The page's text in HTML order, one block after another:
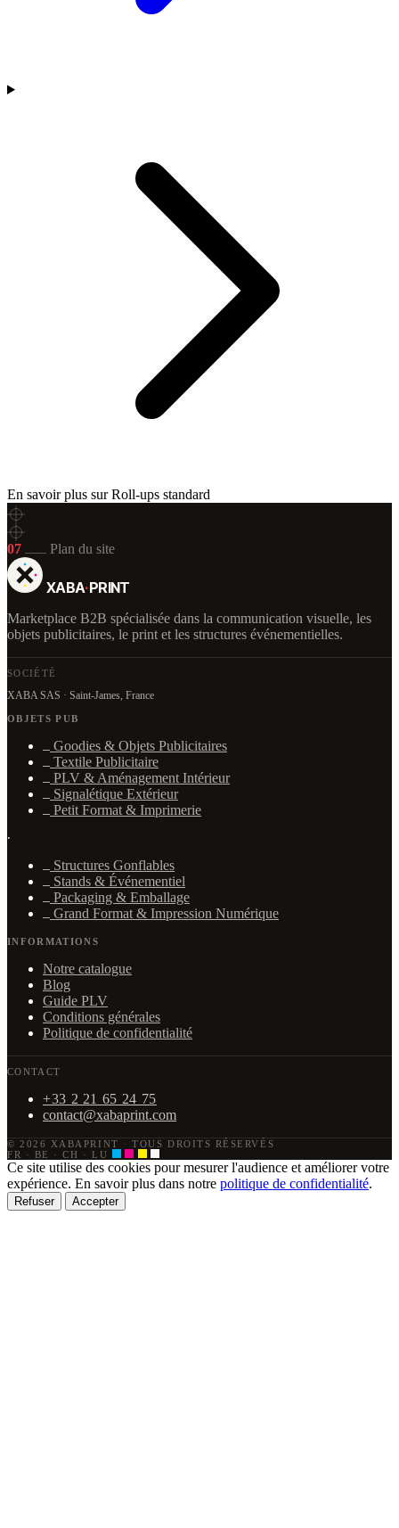
En savoir plus sur Roll-ups standard
07 Plan du site
XABA·PRINT
Marketplace B2B spécialisée dans la communication visuelle, les
objets publicitaires, le print et les structures événementielles.
SOCIÉTÉ
XABA SAS · Saint-James, France
OBJETS PUB
Goodies & Objets Publicitaires
Textile Publicitaire
PLV & Aménagement Intérieur
Signalétique Extérieur
Petit Format & Imprimerie
·
Structures Gonflables
Stands & Événementiel
Packaging & Emballage
Grand Format & Impression Numérique
INFORMATIONS
Notre catalogue
Blog
Guide PLV
Conditions générales
Politique de confidentialité
CONTACT
+33 2 21 65 24 75
contact@xabaprint.com
© 2026 XABAPRINT ·
TOUS DROITS RÉSERVÉS
FR · BE · CH · LU
Ce site utilise des cookies pour mesurer l'audience et améliorer votre
expérience. En savoir plus dans notre politique de confidentialité.
Refuser Accepter